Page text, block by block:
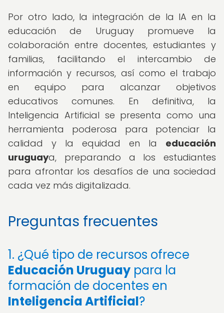
Por otro lado, la integración de la IA en la
educación de Uruguay promueve la
colaboración entre docentes, estudiantes y
familias, facilitando el intercambio de
información y recursos, así como el trabajo
en equipo para alcanzar objetivos
educativos comunes. En definitiva, la
Inteligencia Artificial se presenta como una
herramienta poderosa para potenciar la
calidad y la equidad en la educación
uruguaya, preparando a los estudiantes
para afrontar los desafíos de una sociedad
cada vez más digitalizada.
Preguntas frecuentes
1. ¿Qué tipo de recursos ofrece
Educación Uruguay para la
formación de docentes en
Inteligencia Artificial?